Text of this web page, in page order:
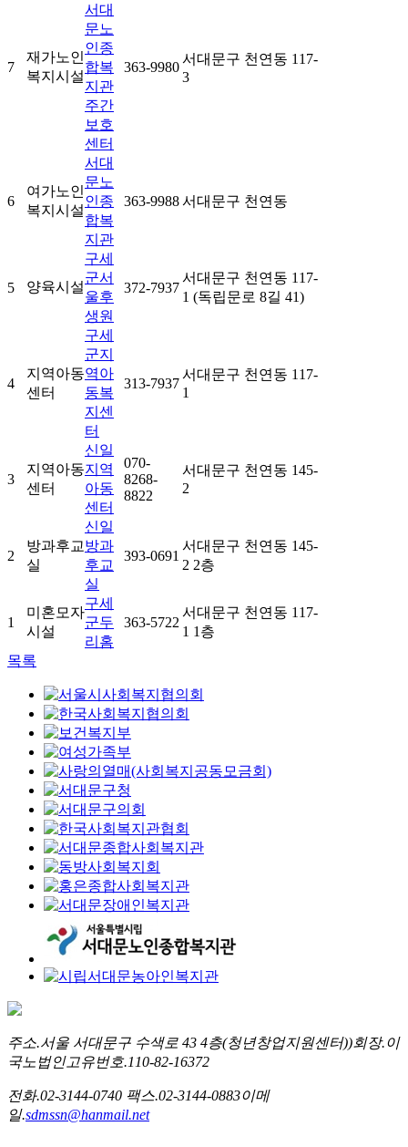
7
재가노인
복지시설
서대
문노
인종
합복
지관
주간
보호
센터
363-9980
서대문구 천연동 117-
3
6
여가노인
복지시설
서대
문노
인종
합복
지관
363-9988서대문구 천연동
5 양육시설
구세
군서
울후
생원
372-7937
서대문구 천연동 117-
1 (독립문로 8길 41)
4
지역아동
센터
구세
군지
역아
동복
지센
터
313-7937
서대문구 천연동 117-
1
3
지역아동
센터
신일
지역
아동
센터
070-
8268-
8822
서대문구 천연동 145-
2
2
방과후교
실
신일
방과
후교
실
393-0691
서대문구 천연동 145-
2 2층
1
미혼모자
시설
구세
군두
리홈
363-5722
서대문구 천연동 117-
1 1층
목록
주소.서울 서대문구 수색로 43 4층(청년창업지원센터))회장.이
국노 법인고유번호.110-82-16372
전화.02-3144-0740 팩스.02-3144-0883이메
일.sdmssn@hanmail.net